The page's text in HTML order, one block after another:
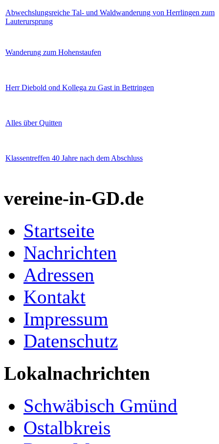
Abwechslungsreiche Tal- und Waldwanderung von Herrlingen zum
Lauterursprung
Wanderung zum Hohenstaufen
Herr Diebold ond Kollega zu Gast in Bettringen
Alles über Quitten
Klassentreffen 40 Jahre nach dem Abschluss
vereine-in-GD.de
Startseite
Nachrichten
Adressen
Kontakt
Impressum
Datenschutz
Lokalnachrichten
Schwäbisch Gmünd
Ostalbkreis